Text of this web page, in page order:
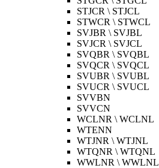
STJCR \ STJCL
STWCR \ STWCL
SVJBR \ SVJBL
SVJCR \ SVJCL
SVQBR \ SVQBL
SVQCR \ SVQCL
SVUBR \ SVUBL
SVUCR \ SVUCL
SVVBN
SVVCN
WCLNR \ WCLNL
WTENN
WTJNR \ WTJNL
WTQNR \ WTQNL
WWLNR \ WWLNL